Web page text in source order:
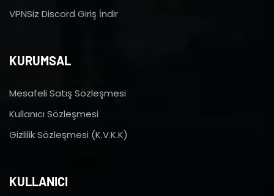
VPNSiz Discord Giriş İndir
KURUMSAL
Mesafeli Satış Sözleşmesi
Kullanıcı Sözleşmesi
Gizlilik Sözleşmesi (K.V.K.K)
KULLANICI